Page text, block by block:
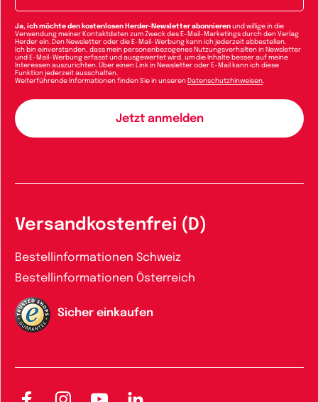
Ja, ich möchte den kostenlosen Herder-Newsletter abonnieren und willige in die
Verwendung meiner Kontaktdaten zum Zweck des E-Mail-Marketings durch den Verlag
Herder ein. Den Newsletter oder die E-Mail-Werbung kann ich jederzeit abbestellen.
Ich bin einverstanden, dass mein personenbezogenes Nutzungsverhalten in Newsletter
und E-Mail-Werbung erfasst und ausgewertet wird, um die Inhalte besser auf meine
Interessen auszurichten. Über einen Link in Newsletter oder E-Mail kann ich diese
Funktion jederzeit ausschalten.
Weiterführende Informationen finden Sie in unseren Datenschutzhinweisen.
Versandkostenfrei (D)
Bestellinformationen Schweiz
Bestellinformationen Österreich
Sicher einkaufen
FacebookInstagramYouTubeLinkedIn